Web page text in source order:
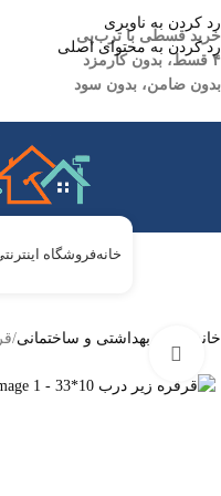
خرید قسطی با ترب‌پی
۴ قسط، بدون کارمزد
بدون ضامن، بدون سود
رد کردن به ناوبری
رد کردن به محتوای اصلی
خانهفروشگاه
خانه لوازم بهداشتی و ساختمانی